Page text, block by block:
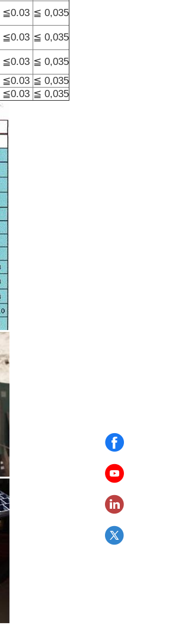
≦0.03 ≦ 0,035
≦0.03 ≦ 0,035
≦0.03 ≦ 0,035
≦0.03 ≦ 0,035
≦0.03 ≦ 0,035